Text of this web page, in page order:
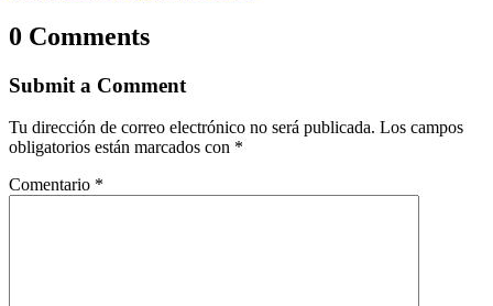
0 Comments
Submit a Comment
Tu dirección de correo electrónico no será publicada. Los campos
obligatorios están marcados con *
Comentario *